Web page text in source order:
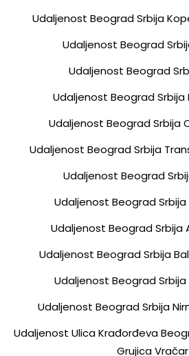
Udaljenost Beograd Srbija
Udaljenost Beograd
Udaljenost Beograd
Udaljenost Beograd Srbija
Udaljenost Beograd Srbija
Udaljenost Beograd Srbija
Udaljenost Beograd
Udaljenost Beograd Srbija
Udaljenost Beograd Srbija
Udaljenost Beograd Srbija
Udaljenost Beograd Srbija
Udaljenost Beograd Srbija
Udaljenost Ulica Krađorđeva
Grujica Vračar